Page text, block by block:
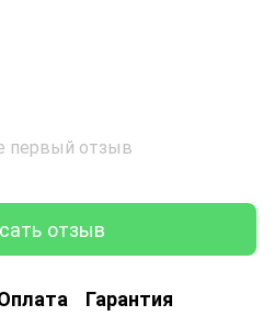
первый отзыв
отзыв
Гарантия